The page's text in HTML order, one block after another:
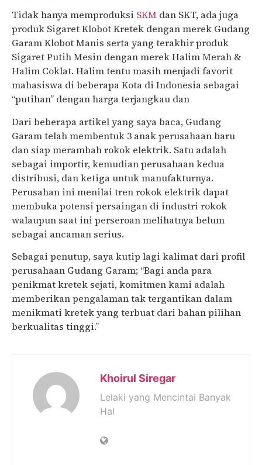
Tidak hanya memproduksi SKM dan SKT, ada juga
produk Sigaret Klobot Kretek dengan merek Gudang
Garam Klobot Manis serta yang terakhir produk
Sigaret Putih Mesin dengan merek Halim Merah &
Halim Coklat. Halim tentu masih menjadi favorit
mahasiswa di beberapa Kota di Indonesia sebagai
“putihan” dengan harga terjangkau dan
Dari beberapa artikel yang saya baca, Gudang
Garam telah membentuk 3 anak perusahaan baru
dan siap merambah rokok elektrik. Satu adalah
sebagai importir, kemudian perusahaan kedua
distribusi, dan ketiga untuk manufakturnya.
Perusahan ini menilai tren rokok elektrik dapat
membuka potensi persaingan di industri rokok
walaupun saat ini perseroan melihatnya belum
sebagai ancaman serius.
Sebagai penutup, saya kutip lagi kalimat dari profil
perusahaan Gudang Garam; “Bagi anda para
penikmat kretek sejati, komitmen kami adalah
memberikan pengalaman tak tergantikan dalam
menikmati kretek yang terbuat dari bahan pilihan
berkualitas tinggi.”
Khoirul Siregar
Lelaki yang Mencintai Banyak
Hal